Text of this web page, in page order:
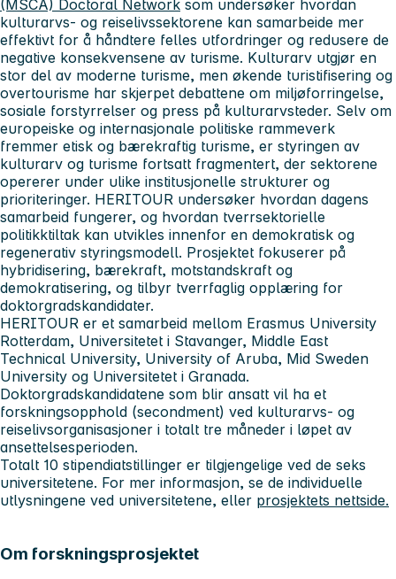
(MSCA) Doctoral Network som undersøker hvordan
kulturarvs- og reiselivssektorene kan samarbeide mer
effektivt for å håndtere felles utfordringer og redusere de
negative konsekvensene av turisme. Kulturarv utgjør en
stor del av moderne turisme, men økende turistifisering og
overtourisme har skjerpet debattene om miljøforringelse,
sosiale forstyrrelser og press på kulturarvsteder. Selv om
europeiske og internasjonale politiske rammeverk
fremmer etisk og bærekraftig turisme, er styringen av
kulturarv og turisme fortsatt fragmentert, der sektorene
opererer under ulike institusjonelle strukturer og
prioriteringer. HERITOUR undersøker hvordan dagens
samarbeid fungerer, og hvordan tverrsektorielle
politikktiltak kan utvikles innenfor en demokratisk og
regenerativ styringsmodell. Prosjektet fokuserer på
hybridisering, bærekraft, motstandskraft og
demokratisering, og tilbyr tverrfaglig opplæring for
doktorgradskandidater.
HERITOUR er et samarbeid mellom Erasmus University
Rotterdam, Universitetet i Stavanger, Middle East
Technical University, University of Aruba, Mid Sweden
University og Universitetet i Granada.
Doktorgradskandidatene som blir ansatt vil ha et
forskningsopphold (secondment) ved kulturarvs- og
reiselivsorganisasjoner i totalt tre måneder i løpet av
ansettelsesperioden.
Totalt 10 stipendiatstillinger er tilgjengelige ved de seks
universitetene. For mer informasjon, se de individuelle
utlysningene ved universitetene, eller prosjektets nettside.
Om forskningsprosjektet